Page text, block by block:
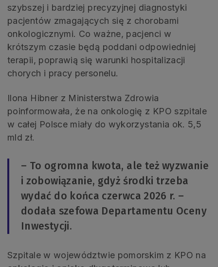
szybszej i bardziej precyzyjnej diagnostyki
pacjentów zmagających się z chorobami
onkologicznymi. Co ważne, pacjenci w
krótszym czasie będą poddani odpowiedniej
terapii, poprawią się warunki hospitalizacji
chorych i pracy personelu.
Ilona Hibner z Ministerstwa Zdrowia
poinformowała, że na onkologię z KPO szpitale
w całej Polsce miały do wykorzystania ok. 5,5
mld zł.
– To ogromna kwota, ale też wyzwanie
i zobowiązanie, gdyż środki trzeba
wydać do końca czerwca 2026 r. –
dodała szefowa Departamentu Oceny
Inwestycji.
Szpitale w województwie pomorskim z KPO na